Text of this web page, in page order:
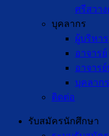
ศรีสวา
บุคลากร
ผู้บริหาร
อาจารย์
อาจาร
บุคลาก
ติดต่อ
รับสมัครนักศึกษา